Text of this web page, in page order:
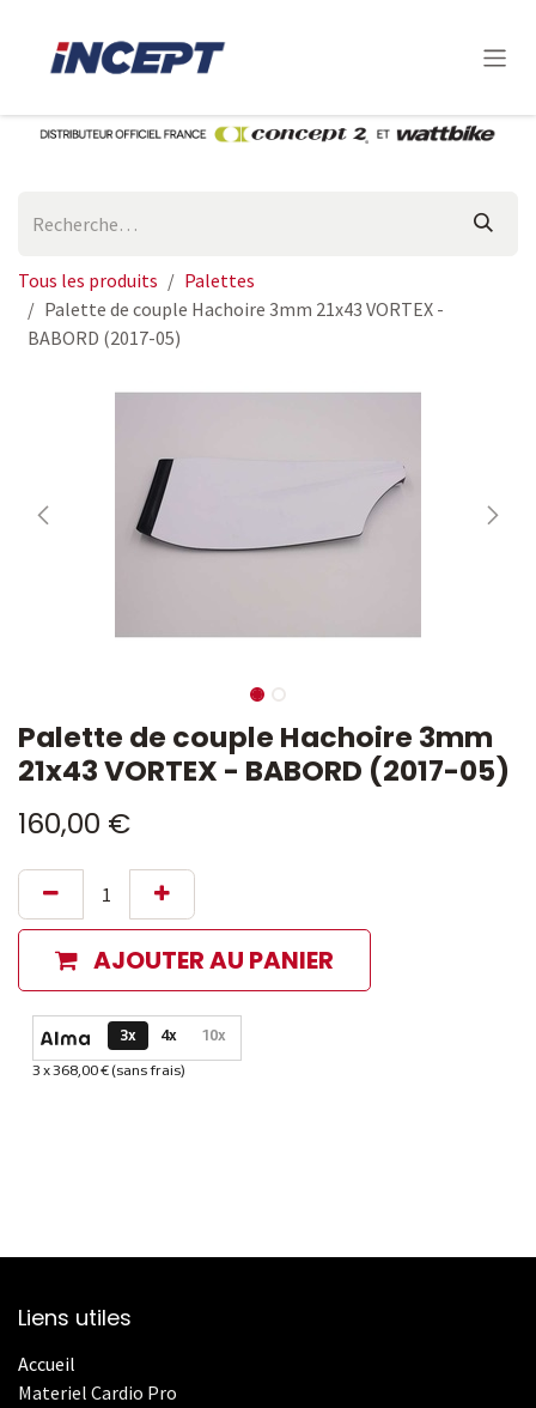
Tous les produits
Palettes
Palette de couple Hachoire 3mm 21x43 VORTEX -
BABORD (2017-05)
Palette de couple Hachoire 3mm
21x43 VORTEX - BABORD (2017-05)
160,00 €
AJOUTER AU PANIER
Options de paiement disponibles
3x 4x 10x
Informations sur le plan de paiement sélectionné
3 x 368,00 € (sans frais)
Liens utiles
Accueil
Materiel Cardio Pro